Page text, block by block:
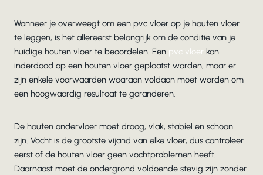
Wanneer je overweegt om een pvc vloer op je houten vloer
te leggen, is het allereerst belangrijk om de conditie van je
huidige houten vloer te beoordelen. Een pvc vloer kan
inderdaad op een houten vloer geplaatst worden, maar er
zijn enkele voorwaarden waaraan voldaan moet worden om
een hoogwaardig resultaat te garanderen.
De houten ondervloer moet droog, vlak, stabiel en schoon
zijn. Vocht is de grootste vijand van elke vloer, dus controleer
eerst of de houten vloer geen vochtproblemen heeft.
Daarnaast moet de ondergrond voldoende stevig zijn zonder